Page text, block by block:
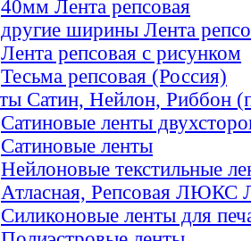
40мм Лента репсовая
другие ширины Лента
Лента репсовая с рисунком
Тесьма репсовая (Россия)
Сатин, Нейлон, Риббон
Сатиновые ленты
Сатиновые ленты
Нейлоновые текстильные
Атласная, Репсовая ЛЮКС
Силиконовые ленты для